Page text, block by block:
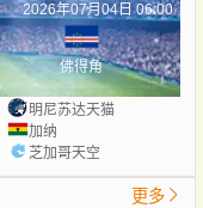
2026年07月04日 06:00
佛得角
明尼苏达天猫
加纳
芝加哥天空
更多